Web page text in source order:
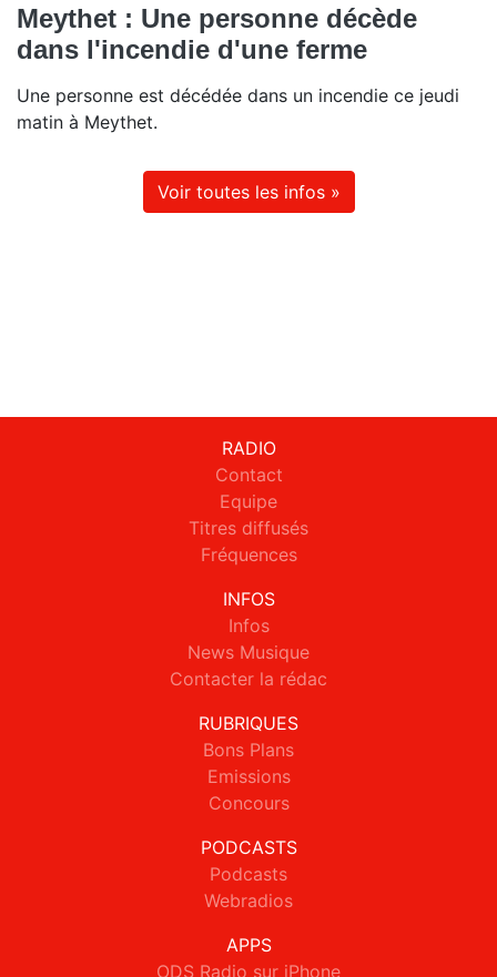
Meythet : Une personne décède
dans l'incendie d'une ferme
Une personne est décédée dans un incendie ce jeudi
matin à Meythet.
Voir toutes les infos »
RADIO
Contact
Equipe
Titres diffusés
Fréquences
INFOS
Infos
News Musique
Contacter la rédac
RUBRIQUES
Bons Plans
Emissions
Concours
PODCASTS
Podcasts
Webradios
APPS
ODS Radio sur iPhone